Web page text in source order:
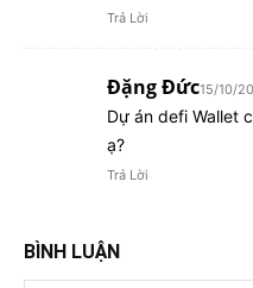
Trả Lời
Đặng Đức15/10/
Dự án defi Wallet
ạ?
Trả Lời
BÌNH LUẬN